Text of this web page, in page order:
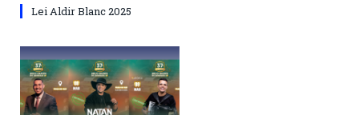
Lei Aldir Blanc 2025